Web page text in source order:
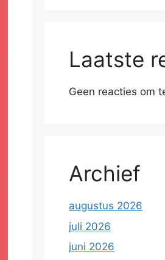
Laatste
Geen reacties om
Archief
augustus 2026
juli 2026
juni 2026